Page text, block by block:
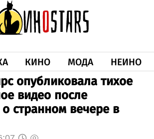
КИНО МОДА НЕИНО
ИСКУССТВО
ГОРОСКОП О НАС
опубликовала тихое
видео после
странном вечере в